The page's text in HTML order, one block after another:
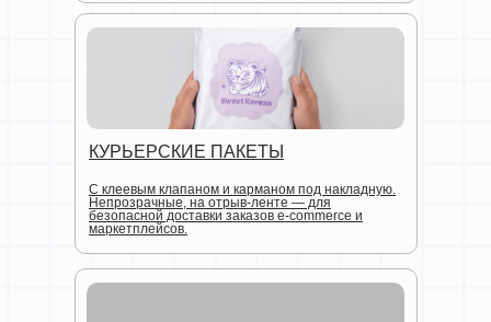
КУРЬЕРСКИЕ ПАКЕТЫ
С клеевым клапаном и карманом под накладную.
Непрозрачные, на отрыв-ленте — для
безопасной доставки заказов e-commerce и
маркетплейсов.